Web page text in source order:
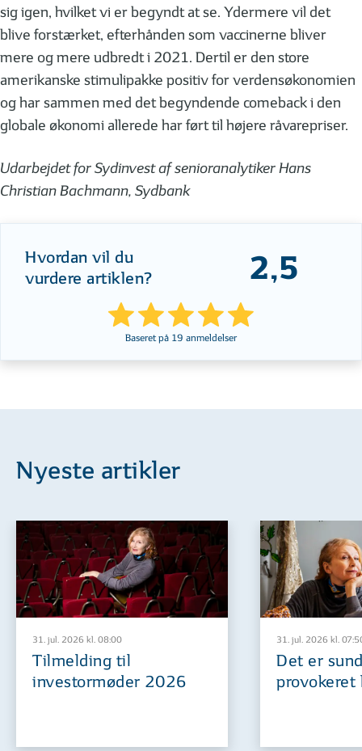
sig igen, hvilket vi er begyndt at se. Ydermere vil det
blive forstærket, efterhånden som vaccinerne bliver
mere og mere udbredt i 2021. Dertil er den store
amerikanske stimulipakke positiv for verdensøkonomien
og har sammen med det begyndende comeback i den
globale økonomi allerede har ført til højere råvarepriser.
Udarbejdet for Sydinvest af senioranalytiker Hans
Christian Bachmann, Sydbank
Hvordan vil du
vurdere artiklen?
2,5
Baseret på 19 anmeldelser
Nyeste artikler
31. jul. 2026 kl. 08:00
Tilmelding til
investormøder 2026
31. jul. 2026 kl.
Det er
provokeret